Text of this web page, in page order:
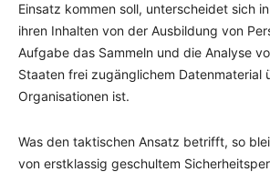
Einsatz kommen soll, unterscheidet sich
ihren Inhalten von der Ausbildung von
Aufgabe das Sammeln und die Analyse
Staaten frei zugänglichem Datenmaterial
Organisationen ist.
Was den taktischen Ansatz betrifft, so
von erstklassig geschultem